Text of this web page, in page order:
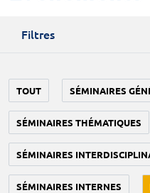
Filtres
TOUT SÉMINAIRES
SÉMINAIRES THÉMATIQUES
SÉMINAIRES
SÉMINAIRES INTERNES